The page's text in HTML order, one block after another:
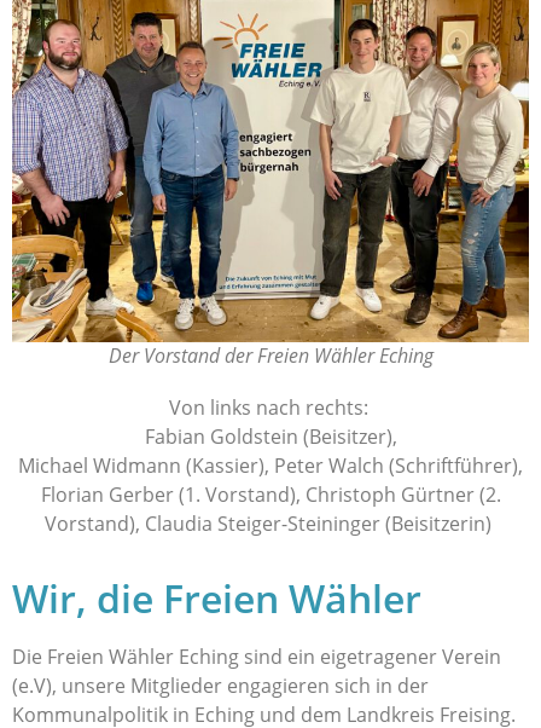
Der Vorstand der Freien Wähler Eching
Von links nach rechts:
Fabian Goldstein (Beisitzer),
Michael Widmann (Kassier), Peter Walch (Schriftführer),
Florian Gerber (1. Vorstand), Christoph Gürtner (2.
Vorstand), Claudia Steiger-Steininger (Beisitzerin)
Wir, die Freien Wähler
Die Freien Wähler Eching sind ein eigetragener Verein
(e.V), unsere Mitglieder engagieren sich in der
Kommunalpolitik in Eching und dem Landkreis Freising.